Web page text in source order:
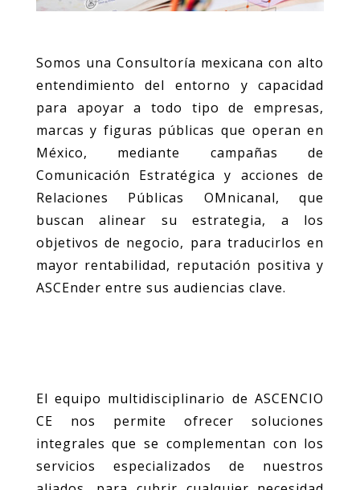
Somos una Consultoría mexicana con alto
entendimiento del entorno y capacidad
para apoyar a todo tipo de empresas,
marcas y figuras públicas que operan en
México, mediante campañas de
Comunicación Estratégica y acciones de
Relaciones Públicas OMnicanal, que
buscan alinear su estrategia, a los
objetivos de negocio, para traducirlos en
mayor rentabilidad, reputación positiva y
ASCEnder entre sus audiencias clave.
El equipo multidisciplinario de ASCENCIO
CE nos permite ofrecer soluciones
integrales que se complementan con los
servicios especializados de nuestros